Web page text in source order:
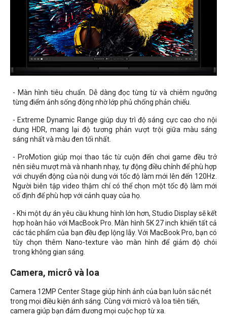
- Màn hình tiêu chuẩn. Dễ dàng đọc từng từ và chiêm ngưỡng
từng điểm ảnh sống động nhờ lớp phủ chống phản chiếu.
- Extreme Dynamic Range giúp duy trì độ sáng cực cao cho nội
dung HDR, mang lại độ tương phản vượt trội giữa màu sáng
sáng nhất và màu đen tối nhất.
- ProMotion giúp mọi thao tác từ cuộn đến chơi game đều trở
nên siêu mượt mà và nhanh nhạy, tự động điều chỉnh để phù hợp
với chuyển động của nội dung với tốc độ làm mới lên đến 120Hz.
Người biên tập video thậm chí có thể chọn một tốc độ làm mới
cố định để phù hợp với cảnh quay của họ.
- Khi một dự án yêu cầu khung hình lớn hơn, Studio Display sẽ kết
hợp hoàn hảo với MacBook Pro. Màn hình 5K 27 inch khiến tất cả
các tác phẩm của bạn đều đẹp lộng lẫy. Với MacBook Pro, bạn có
tùy chọn thêm Nano-texture vào màn hình để giảm độ chói
trong không gian sáng.
Camera, micrô và loa
Camera 12MP Center Stage giúp hình ảnh của bạn luôn sắc nét
trong mọi điều kiện ánh sáng. Cùng với micrô và loa tiên tiến,
camera giúp bạn đảm đương mọi cuộc họp từ xa.